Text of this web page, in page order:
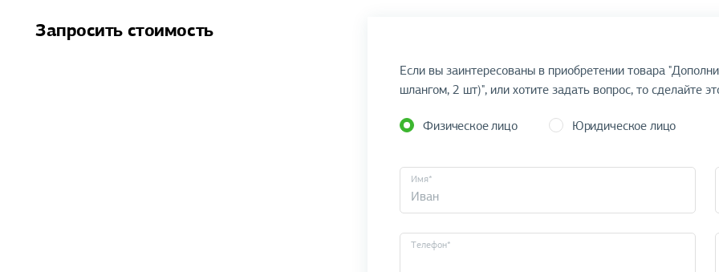
Запросить стоимость
Если вы заинтересованы в приобретении товара
шлангом, 2 шт)", или хотите задать вопрос, то сделайте
Физическое лицо Юридическое лицо
Имя*
Телефон*